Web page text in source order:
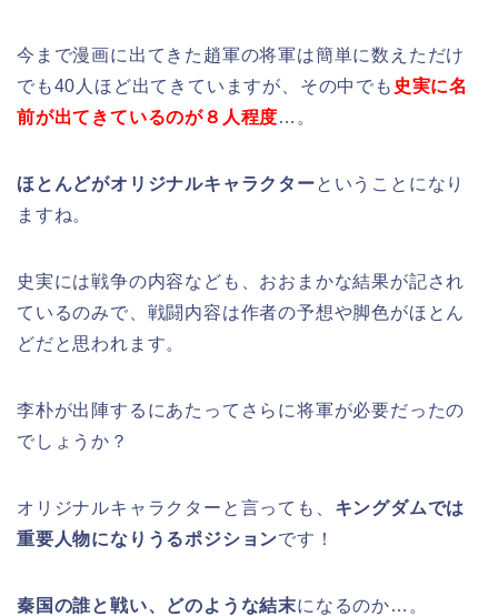
今まで漫画に出てきた趙軍の将軍は簡単に数えただけ
でも40人ほど出てきていますが、その中でも 史実に名
前が出てきているのが８人程度…。
ほとんどがオリジナルキャラクターということになり
ますね。
史実には戦争の内容なども、おおまかな結果が記され
ているのみで、戦闘内容は作者の予想や脚色がほとん
どだと思われます。
李朴が出陣するにあたってさらに将軍が必要だったの
でしょうか？
オリジナルキャラクターと言っても、 キングダムでは
重要人物になりうるポジションです！
秦国の誰と戦い、どのような結末になるのか…。